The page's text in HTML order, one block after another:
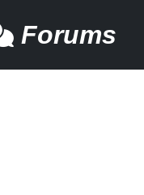
Forums